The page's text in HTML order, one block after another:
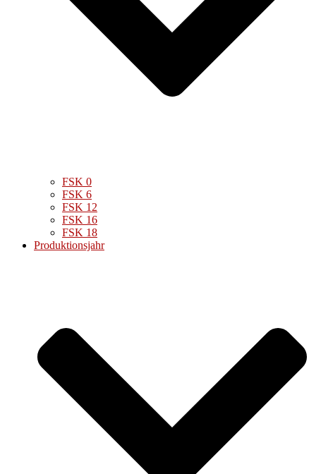
FSK 0
FSK 6
FSK 12
FSK 16
FSK 18
Produktionsjahr